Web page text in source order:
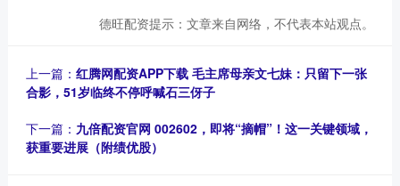
德旺配资提示：文章来自网络，不代表本站观点。
上一篇： 红腾网配资APP下载 毛主席母亲文七妹：只留下一张
合影，51岁临终不停呼喊石三伢子
下一篇： 九倍配资官网 002602，即将“摘帽”！这一关键领域，
获重要进展（附绩优股）